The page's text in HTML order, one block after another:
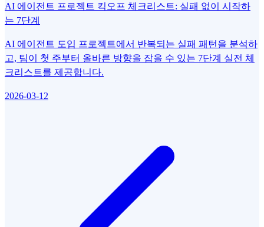
AI 에이전트 프로젝트 킥오프 체크리스트: 실패 없이 시작하
는 7단계
AI 에이전트 도입 프로젝트에서 반복되는 실패 패턴을 분석하
고, 팀이 첫 주부터 올바른 방향을 잡을 수 있는 7단계 실전 체
크리스트를 제공합니다.
2026-03-12